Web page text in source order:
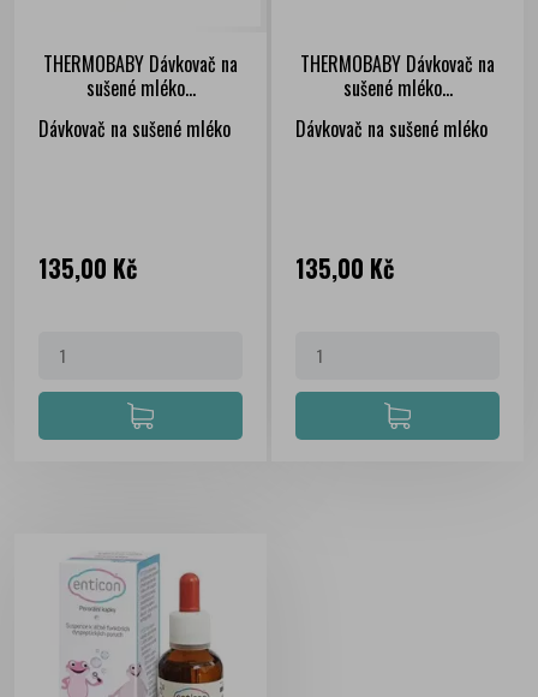
THERMOBABY Dávkovač na
sušené mléko...
Dávkovač na sušené mléko
Cena
135,00 Kč
THERMOBABY Dávkovač na
sušené mléko...
Dávkovač na sušené mléko
Cena
135,00 Kč